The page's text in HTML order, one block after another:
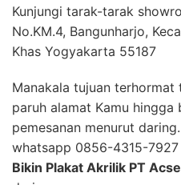
Kunjungi tarak-tarak
No.KM.4, Bangunharjo,
Khas Yogyakarta 55187
Manakala tujuan
paruh alamat Kamu hingga
pemesanan menurut
whatsapp 0856-4315-
Bikin Plakat Akrilik PT